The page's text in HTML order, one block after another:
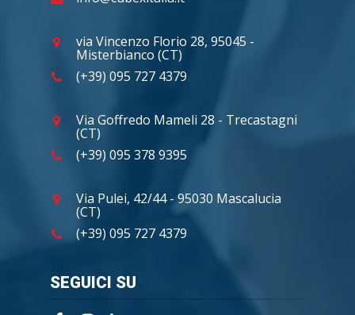
via Vincenzo Florio 28, 95045 -
Misterbianco (CT)
(+39) 095 727 4379
Via Goffredo Mameli 28 - Trecastagni
(CT)
(+39) 095 378 9395
Via Pulei, 42/44 - 95030 Mascalucia
(CT)
(+39) 095 727 4379
SEGUICI SU